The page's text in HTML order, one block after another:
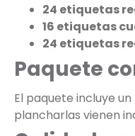
24 etiquetas
16 etiquetas
24 etiquetas
Paquete
El paquete incluye
plancharlas vienen